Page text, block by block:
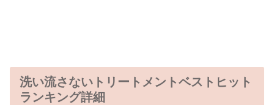
洗い流さないトリートメントベストヒット
ランキング詳細